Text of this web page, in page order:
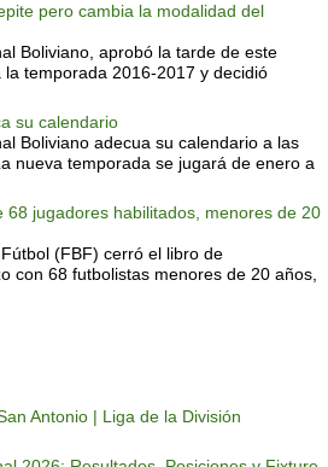
pero cambia la modalidad del
Boliviano, aprobó la tarde de este
temporada 2016-2017 y decidió
su calendario
Boliviano adecua su calendario a las
nueva temporada se jugará de enero a
68 jugadores habilitados, menores de 20
(FBF) cerró el libro de
con 68 futbolistas menores de 20 años,
Antonio | Liga de la División